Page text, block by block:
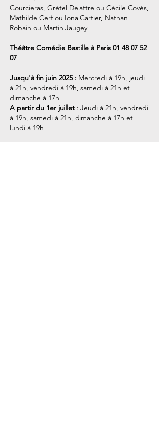
Courcieras, Grétel Delattre ou Cécile Covès,
Mathilde Cerfou Iona Cartier, Nathan
Robain ou Martin Jaugey
Théâtre Comédie Bastille à Paris 01 48 07 52
07
Jusqu'à fin juin 2025 : Mercredi à 19h, jeudi
à 21h, vendredi à 19h, samedi à 21h et
dimanche à 17h
A partir du 1er juillet : Jeudi à 21h, vendredi
à 19h, samedi à 21h, dimanche à 17h et
lundi à 19h